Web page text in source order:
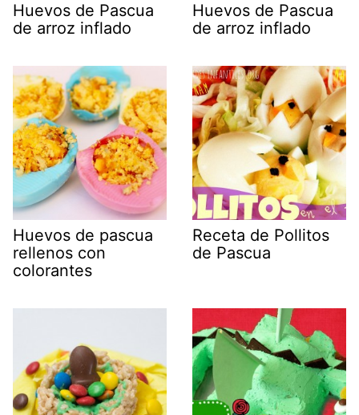
Huevos de Pascua
de arroz inflado
Huevos de Pascua
de arroz inflado
Huevos de pascua
rellenos con
colorantes
Receta de Pollitos
de Pascua